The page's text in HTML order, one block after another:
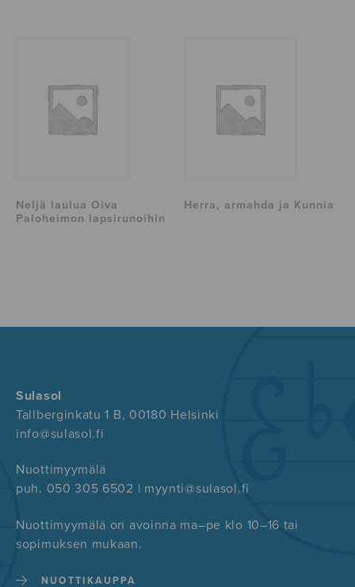
Neljä laulua Oiva
Paloheimon lapsirunoihin
Herra, armahda ja Kunnia
Sulasol
Tallberginkatu 1 B, 00180 Helsinki
info@sulasol.fi
Nuottimyymälä
puh. 050 305 6502 | myynti@sulasol.fi
Nuottimyymälä on avoinna ma–pe klo 10–16 tai
sopimuksen mukaan.
NUOTTIKAUPPA